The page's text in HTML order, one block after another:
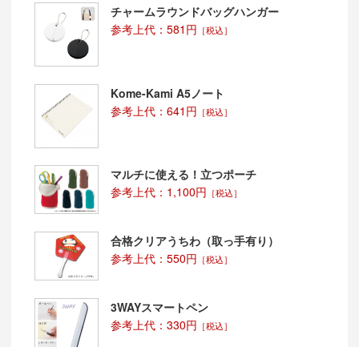
会員加入促進
・季節イベント・キャンペーン・フェアなど
簡単で使いやすく、汎用性が高い！
て、使い回しに便利です。
もし、複数で使用する際は、メディアチェアポップ収納
トートバッグを使用すると持ち運びがしやすくなりま
★納期★
校了後、約1～2週間前後で対応可(短納期もお任せくだ
さい！)
チャームラウンドバッグハンガー
参考上代：581円 ［税込］
Kome-Kami A5ノート
参考上代：641円 ［税込］
マルチに使える！立つポーチ
参考上代：1,100円 ［税込］
合格クリアうちわ（取っ手有り）
参考上代：550円 ［税込］
3WAYスマートペン
参考上代：330円 ［税込］